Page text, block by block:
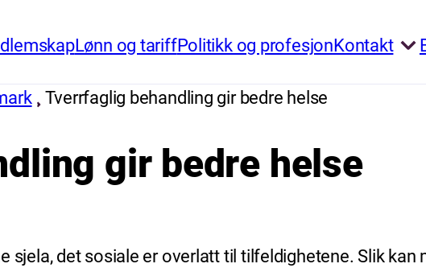
Lønn og tariffPolitikk og profesjonKontakt
Tverrfaglig behandling gir bedre helse
gir bedre helse
sjela, det sosiale er overlatt til tilfeldighetene. Slik